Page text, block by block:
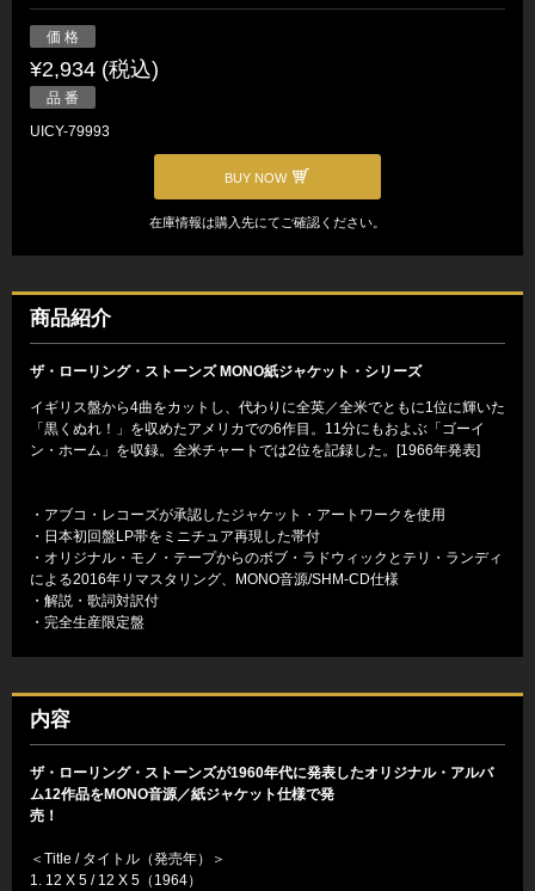
価 格
¥2,934 (税込)
品 番
UICY-79993
BUY NOW
在庫情報は購入先にてご確認ください。
商品紹介
ザ・ローリング・ストーンズ MONO紙ジャケット・シリーズ
イギリス盤から4曲をカットし、代わりに全英／全米でともに1位に輝いた
「黒くぬれ！」を収めたアメリカでの6作目。11分にもおよぶ「ゴーイ
ン・ホーム」を収録。全米チャートでは2位を記録した。[1966年発表]
・アブコ・レコーズが承認したジャケット・アートワークを使用
・日本初回盤LP帯をミニチュア再現した帯付
・オリジナル・モノ・テープからのボブ・ラドウィックとテリ・ランディ
による2016年リマスタリング、MONO音源/SHM-CD仕様
・解説・歌詞対訳付
・完全生産限定盤
内容
ザ・ローリング・ストーンズが1960年代に発表したオリジナル・アルバ
ム12作品をMONO音源／紙ジャケット仕様で発
売！
＜Title / タイトル（発売年）＞
1. 12 X 5 / 12 X 5（1964）